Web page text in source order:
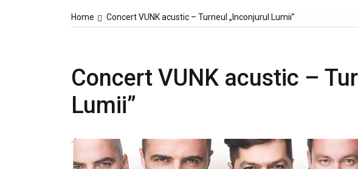
Home Concert VUNK acustic – Turneul „Inconjurul Lumii”
Concert VUNK acustic –
Lumii”